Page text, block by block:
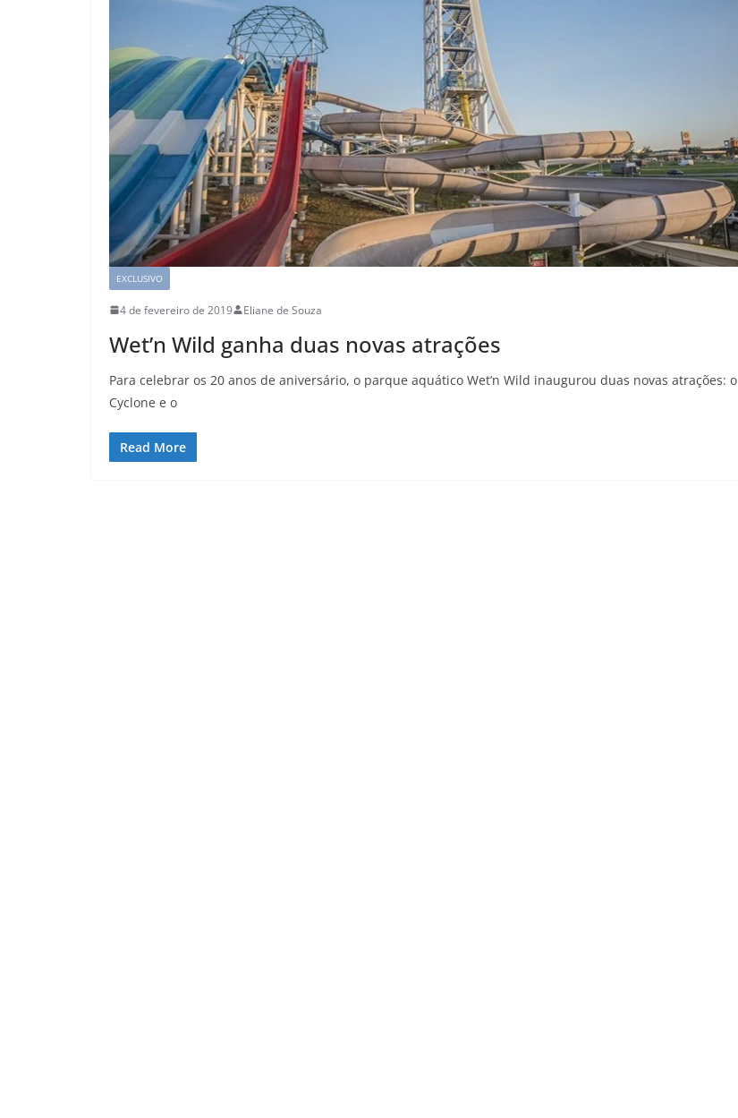
EXCLUSIVO
4 de fevereiro de 2019 Eliane de Souza
Wet’n Wild ganha duas novas atrações
Para celebrar os 20 anos de aniversário, o parque aquático Wet’n Wild inaugurou duas novas atrações: o
Cyclone e o
Read More